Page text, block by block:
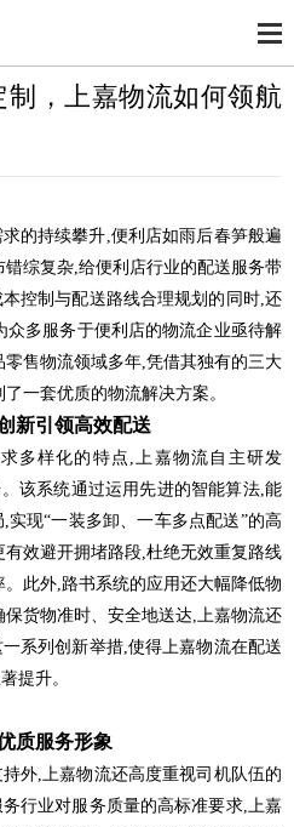
，上嘉物流如何领航
的持续攀升,便利店如雨后春笋般遍
综复杂,给便利店行业的配送服务带
控制与配送路线合理规划的同时,还
多服务于便利店的物流企业亟待解
售物流领域多年,凭借其独有的三大
一套优质的物流解决方案。
新引领高效配送
多样化的特点,上嘉物流自主研发
该系统通过运用先进的智能算法,能
现“一装多卸、一车多点配送”的高
效避开拥堵路段,杜绝无效重复路线
此外,路书系统的应用还大幅降低物
货物准时、安全地送达,上嘉物流还
系列创新举措,使得上嘉物流在配送
提升。
质服务形象
外,上嘉物流还高度重视司机队伍的
行业对服务质量的高标准要求,上嘉